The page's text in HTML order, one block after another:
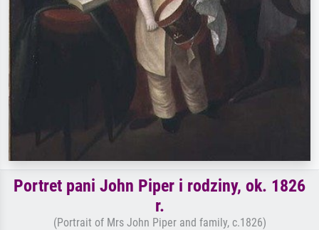
Portret pani John Piper i rodziny, ok. 1826
r.
(Portrait of Mrs John Piper and family, c.1826)